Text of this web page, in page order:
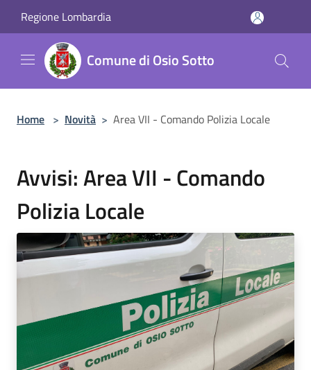
Regione Lombardia
Comune di Osio Sotto
Home > Novità > Area VII - Comando Polizia Locale
Avvisi: Area VII - Comando
Polizia Locale